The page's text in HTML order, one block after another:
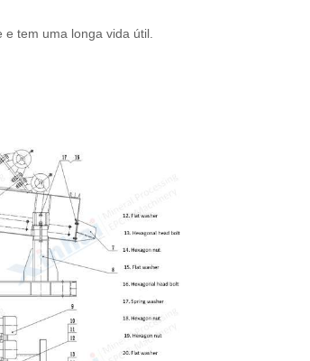
tem uma longa vida útil.